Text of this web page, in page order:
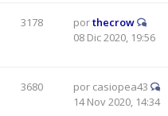
3178 porthecrow
08 Dic 2020, 19:56
3680 por casiopea43
14 Nov 2020, 14:34